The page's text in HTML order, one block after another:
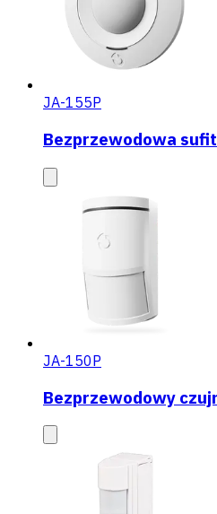
JA-155P
Bezprzewodowa
JA-150P
Bezprzewodowy